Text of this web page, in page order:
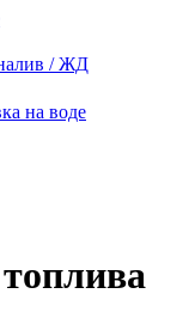
/ ЖД
на воде